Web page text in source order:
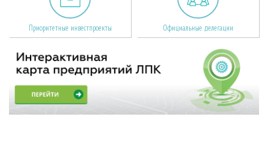
Приоритетные инвестпроекты Официальные делегации